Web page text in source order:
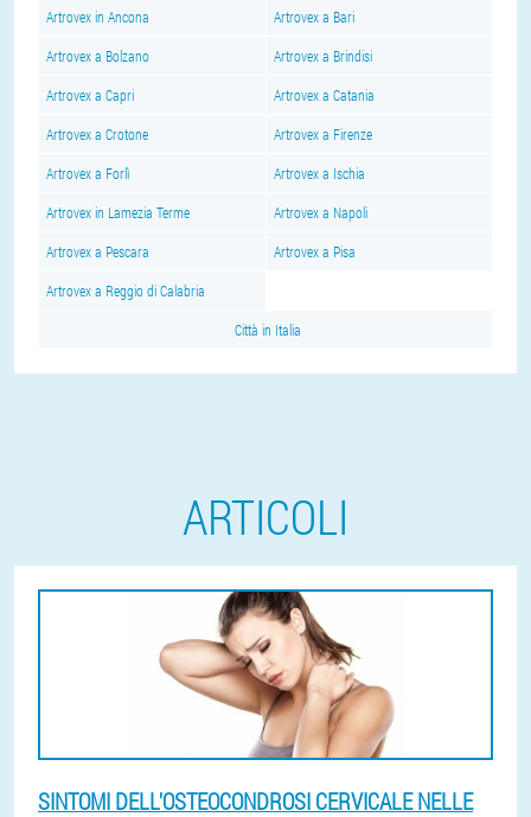
Artrovex in Ancona Artrovex a Bari
Artrovex a Bolzano Artrovex a Brindisi
Artrovex a Capri Artrovex a Catania
Artrovex a Crotone Artrovex a Firenze
Artrovex a Forlì Artrovex a Ischia
Artrovex in Lamezia Terme Artrovex a Napoli
Artrovex a Pescara Artrovex a Pisa
Artrovex a Reggio di Calabria
Città in Italia
ARTICOLI
SINTOMI DELL'OSTEOCONDROSI CERVICALE NELLE